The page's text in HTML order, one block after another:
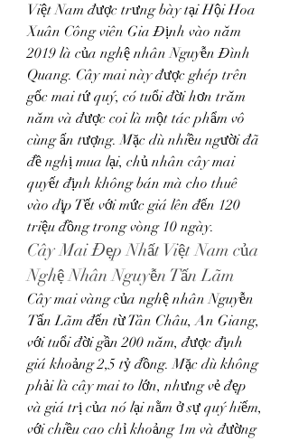
Việt Nam được trưng bày tại Hội Hoa
Xuân Công viên Gia Định vào năm
2019 là của nghệ nhân Nguyễn Đình
Quang. Cây mai này được ghép trên
gốc mai tứ quý, có tuổi đời hơn trăm
năm và được coi là một tác phẩm vô
cùng ấn tượng. Mặc dù nhiều người đã
đề nghị mua lại, chủ nhân cây mai
quyết định không bán mà cho thuê
vào dịp Tết với mức giá lên đến 120
triệu đồng trong vòng 10 ngày.
Cây Mai Đẹp Nhất Việt Nam của
Nghệ Nhân Nguyễn Tấn Lãm
Cây mai vàng của nghệ nhân Nguyễn
Tấn Lãm đến từ Tân Châu, An Giang,
với tuổi đời gần 200 năm, được định
giá khoảng 2,5 tỷ đồng. Mặc dù không
phải là cây mai to lớn, nhưng vẻ đẹp
và giá trị của nó lại nằm ở sự quý hiếm,
với chiều cao chỉ khoảng 1m và đường